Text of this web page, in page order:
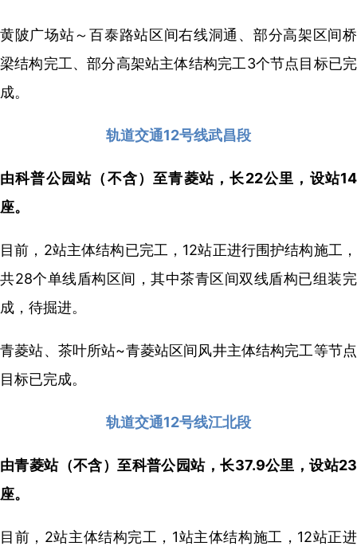
黄陂广场站～百泰路站区间右线洞通、部分高架区间桥
梁结构完工、部分高架站主体结构完工3个节点目标已完
成。
轨道交通12号线武昌段
由科普公园站（不含）至青菱站，长22公里，设站14
座。
目前，2站主体结构已完工，12站正进行围护结构施工，
共28个单线盾构区间，其中茶青区间双线盾构已组装完
成，待掘进。
青菱站、茶叶所站~青菱站区间风井主体结构完工等节点
目标已完成。
轨道交通12号线江北段
由青菱站（不含）至科普公园站，长37.9公里，设站23
座。
目前，2站主体结构完工，1站主体结构施工，12站正进